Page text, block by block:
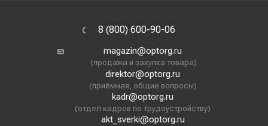
8 (800) 600-90-06
magazin@optorg.ru
(продажа и закупка товара)
direktor@optorg.ru
(приёмная, общие вопросы)
kadr@optorg.ru
(отдел кадров по трудоустройству)
akt_sverki@optorg.ru